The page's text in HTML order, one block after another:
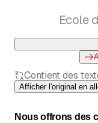
hybrid
Ecole
Contient des
Afficher l'original en
Nous offrons des